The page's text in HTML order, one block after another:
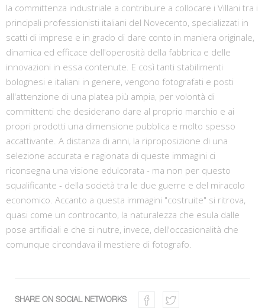
la committenza industriale a contribuire a collocare i Villani tra i
principali professionisti italiani del Novecento, specializzati in
scatti di imprese e in grado di dare conto in maniera originale,
dinamica ed efficace dell'operosità della fabbrica e delle
innovazioni in essa contenute. E così tanti stabilimenti
bolognesi e italiani in genere, vengono fotografati e posti
all'attenzione di una platea più ampia, per volontà di
committenti che desiderano dare al proprio marchio e ai
propri prodotti una dimensione pubblica e molto spesso
accattivante. A distanza di anni, la riproposizione di una
selezione accurata e ragionata di queste immagini ci
riconsegna una visione edulcorata - ma non per questo
squalificante - della società tra le due guerre e del miracolo
economico. Accanto a questa immagini "costruite" si ritrova,
quasi come un controcanto, la naturalezza che esula dalle
pose artificiali e che si nutre, invece, dell'occasionalità che
comunque circondava il mestiere di fotografo.
SHARE ON SOCIAL NETWORKS